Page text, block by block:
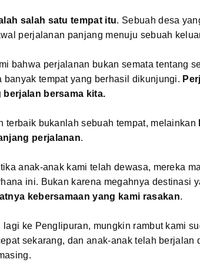
salah satu tempat itu. Sebuah desa
perjalanan panjang menuju sebuah
bahwa perjalanan bukan semata tentang
banyak tempat yang berhasil dikunjungi.
bersama kita.
terbaik bukanlah sebuah tempat, melainkan
perjalanan.
anak-anak kami telah dewasa, mereka
ini. Bukan karena megahnya destinasi
kebersamaan yang kami rasakan.
ke Penglipuran, mungkin rambut kami
sekarang, dan anak-anak telah berjalan